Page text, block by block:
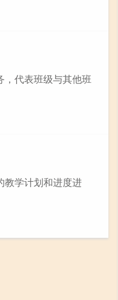
，代表班级与其他班
教学计划和进度进